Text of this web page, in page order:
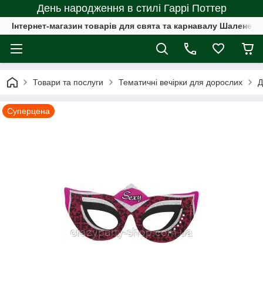
День народження в стилі Гаррі Поттер
Інтернет-магазин товарів для свята та карнавалу Шалене
Товари та послуги Тематичні вечірки для дорослих
Суперцена